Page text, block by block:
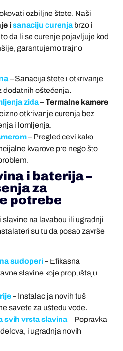
ozbiljne štete. Naši
isanaciju curenjabrzo i
da li se curenje pojavljuje kod
garantujemo trajno
– Sanacija štete i otkrivanje
dodatnih oštećenja.
zida–Termalne kamere
otkrivanje curenja bez
i lomljenja.
– Pregled cevi kako
kvarove pre nego što
i baterija –
za
potrebe
slavine na lavabou ili ugradnji
su tu da posao završe
sudoperi– Efikasna
slavine koje propuštaju
– Instalacija novih tuš
savete za uštedu vode.
svih vrsta slavina– Popravka
i ugradnja novih